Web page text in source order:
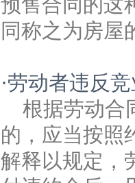
同称之为房屋
·劳动者违反
根据劳动合
的，应当按照
解释以规定，